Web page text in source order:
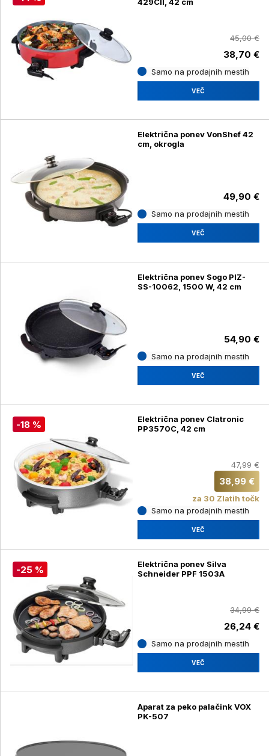
45,00 €
38,70 €
Samo na prodajnih mestih
VEČ
Električna ponev VonShef 42
cm, okrogla
49,90 €
Samo na prodajnih mestih
VEČ
Električna ponev Sogo PIZ-
SS-10062, 1500 W, 42 cm
54,90 €
Samo na prodajnih mestih
VEČ
-18 %
Električna ponev Clatronic
PP3570C, 42 cm
47,99 €
38,99 €
za 30 Zlatih točk
Samo na prodajnih mestih
VEČ
-25 %
Električna ponev Silva
Schneider PPF 1503A
34,99 €
26,24 €
Samo na prodajnih mestih
VEČ
Aparat za peko palačink VOX
PK-507